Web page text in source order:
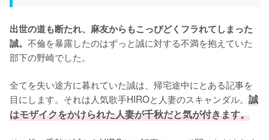
出世の道も断たれ、麻友からもこっぴどくフラれてしまった
誠。 不倫を暴露したのはずっと誠に対する不満を抱えていた
部下の野崎でした。
全てを失い途方に暮れていた誠は、帰宅途中にとある記事を
目にします。それは人気歌手HIROと人妻のスキャンダル。 誠
はモザイクをかけられた人妻が千秋だと気が付きます。